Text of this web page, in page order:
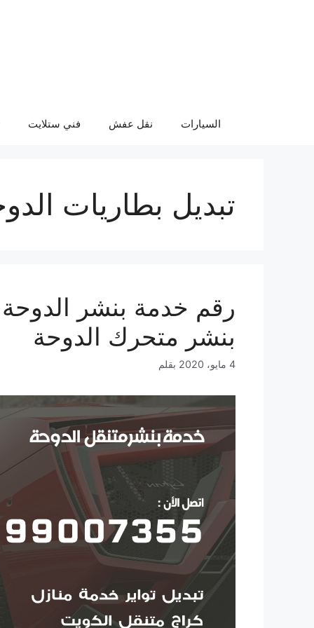
السيارات نقل عفش فني ستلايت
تبديل بطاريات
بنشر متحرك الدوحة
4 مايو، 2020 بقلم